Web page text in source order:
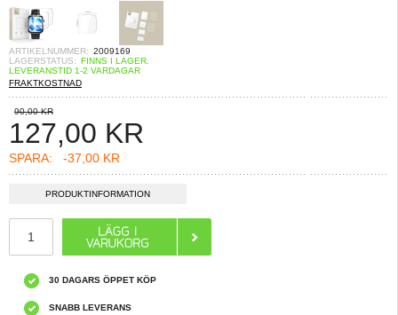
ARTIKELNUMMER: 2009169
LAGERSTATUS: FINNS I LAGER.
LEVERANSTID 1-2 VARDAGAR
FRAKTKOSTNAD
90,00 KR
127,00 KR
SPARA: -37,00 KR
PRODUKTINFORMATION
30 DAGARS ÖPPET KÖP
SNABB LEVERANS